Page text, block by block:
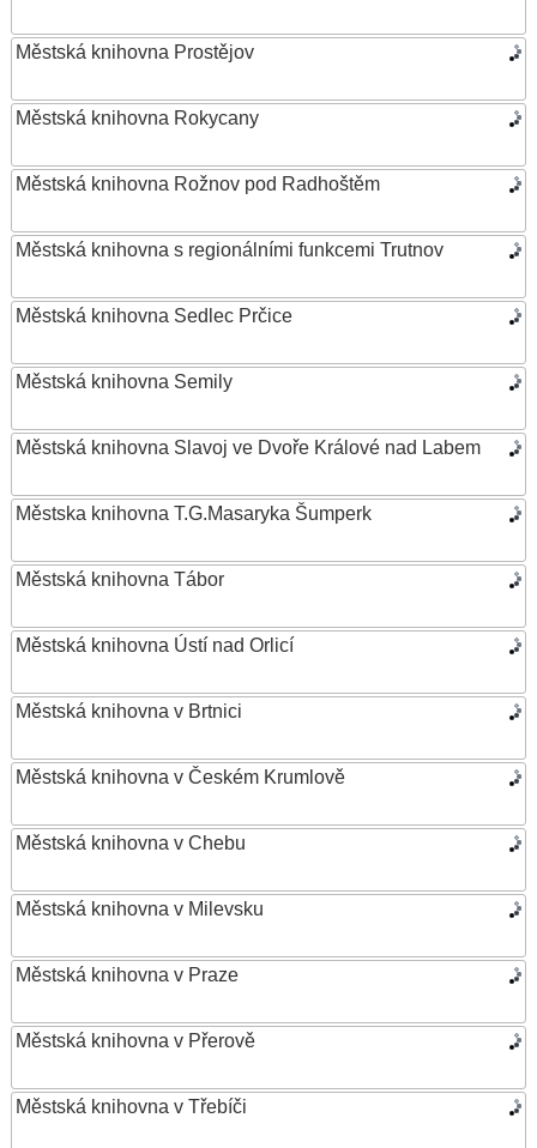
Městská knihovna Prostějov
Městská knihovna Rokycany
Městská knihovna Rožnov pod Radhoštěm
Městská knihovna s regionálními funkcemi Trutnov
Městská knihovna Sedlec Prčice
Městská knihovna Semily
Městská knihovna Slavoj ve Dvoře Králové nad Labem
Městska knihovna T.G.Masaryka Šumperk
Městská knihovna Tábor
Městská knihovna Ústí nad Orlicí
Městská knihovna v Brtnici
Městská knihovna v Českém Krumlově
Městská knihovna v Chebu
Městská knihovna v Milevsku
Městská knihovna v Praze
Městská knihovna v Přerově
Městská knihovna v Třebíči